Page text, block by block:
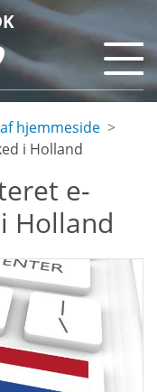
hjemmeside
i Holland
e-
Holland